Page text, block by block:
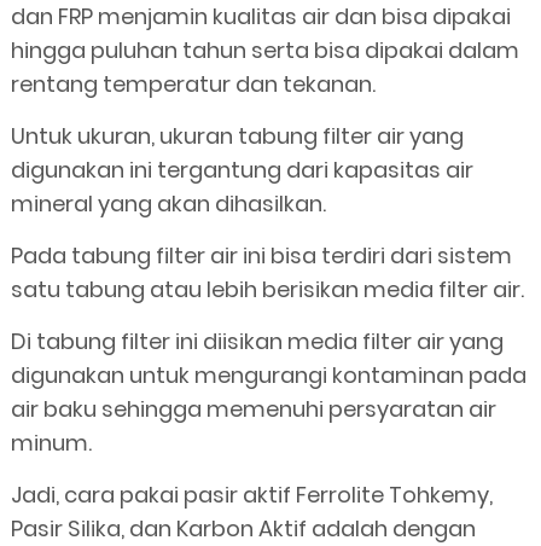
dan FRP menjamin kualitas air dan bisa dipakai
hingga puluhan tahun serta bisa dipakai dalam
rentang temperatur dan tekanan.
Untuk ukuran, ukuran tabung filter air yang
digunakan ini tergantung dari kapasitas air
mineral yang akan dihasilkan.
Pada tabung filter air ini bisa terdiri dari sistem
satu tabung atau lebih berisikan media filter air.
Di tabung filter ini diisikan media filter air yang
digunakan untuk mengurangi kontaminan pada
air baku sehingga memenuhi persyaratan air
minum.
Jadi, cara pakai pasir aktif Ferrolite Tohkemy,
Pasir Silika, dan Karbon Aktif adalah dengan